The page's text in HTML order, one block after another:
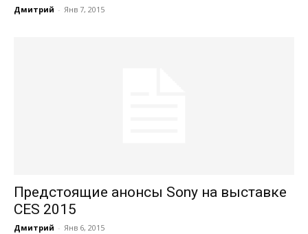
Дмитрий - Янв 7, 2015
Предстоящие анонсы Sony на выставке
CES 2015
Дмитрий - Янв 6, 2015